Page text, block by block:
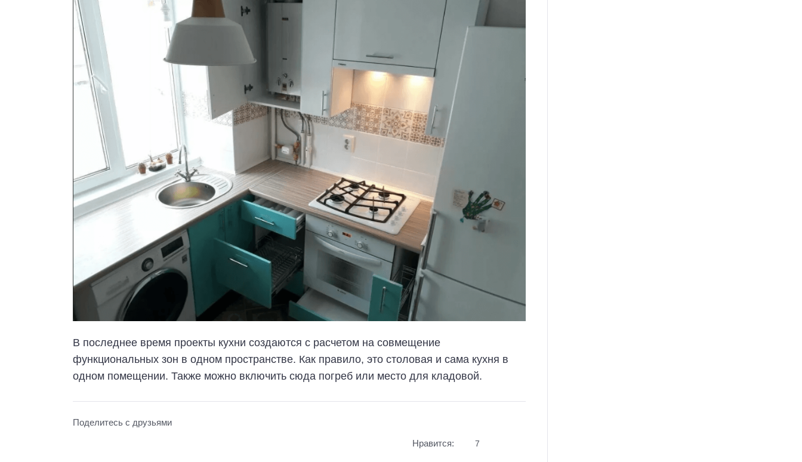
В последнее время проекты кухни создаются с расчетом на совмещение
функциональных зон в одном пространстве. Как правило, это столовая и сама кухня в
одном помещении. Также можно включить сюда погреб или место для кладовой.
Поделитесь с друзьями
Нравится: 7